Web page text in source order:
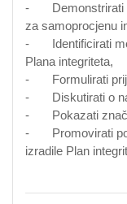
- Demonstrirati i
za samoprocjenu
- Identificirati
Plana integriteta,
- Formulirati
- Diskutirati o
- Pokazati
- Promovirati
izradile Plan